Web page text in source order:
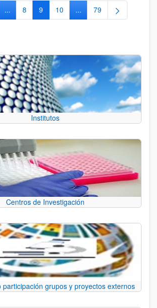
...Páginas intermedias Use TAB para
Página
8 Página
9 Página
10 ...Páginas intermedias
Página
79
Institutos
Centros de Investigación
participación grupos y proyectos externos